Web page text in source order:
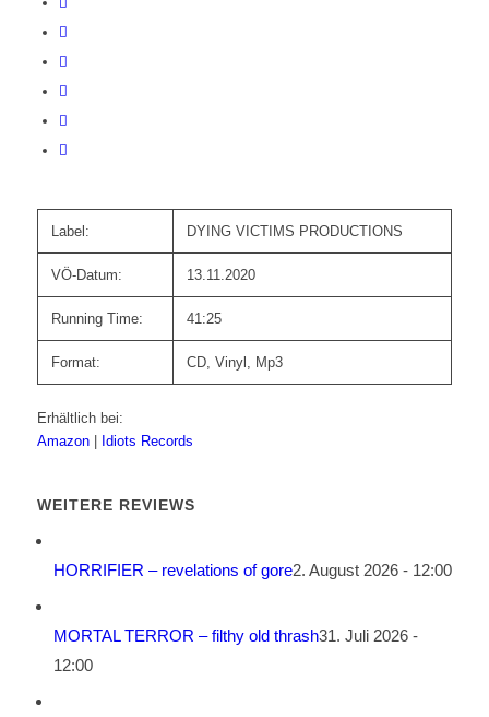
Label: DYING VICTIMS PRODUCTIONS
VÖ-Datum: 13.11.2020
Running Time: 41:25
Format: CD, Vinyl, Mp3
Erhältlich bei:
Amazon
Idiots Records
WEITERE REVIEWS
HORRIFIER – revelations of gore2. August 2026 - 12:00
MORTAL TERROR – filthy old thrash31. Juli 2026 -
12:00